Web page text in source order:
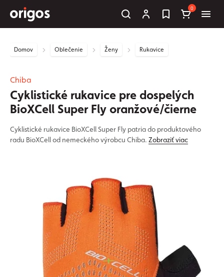
0
Domov Oblečenie Ženy Rukavice
Chiba
Cyklistické rukavice pre dospelých
BioXCell Super Fly oranžové/čierne
Cyklistické rukavice BioXCell Super Fly patria do produktového
radu BioXCell od nemeckého výrobcu Chiba. Zobraziť viac